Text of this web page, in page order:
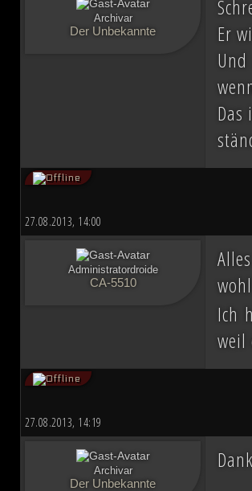
ihn mit der Einnahme
Eindruck einer
sichert sich
Vernichtung aller
Düstere Zeiten ziehen
nun in weiter Ferne.
fallen und niemand
Planeten aussehen
Archivar
Der Unbekannte
Er
27.08.2013, 14:00
Administratordroide
CA-5510
Ich
weil
27.08.2013, 14:19
Archivar
Der Unbekannte